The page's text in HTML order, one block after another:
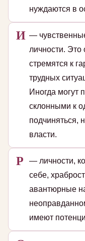
нуждаются в
И —
личности.
стремятся к
трудных
Иногда могут
склонными к
подчиняться,
власти.
Р
— личности,
себе,
авантюрные
имеют